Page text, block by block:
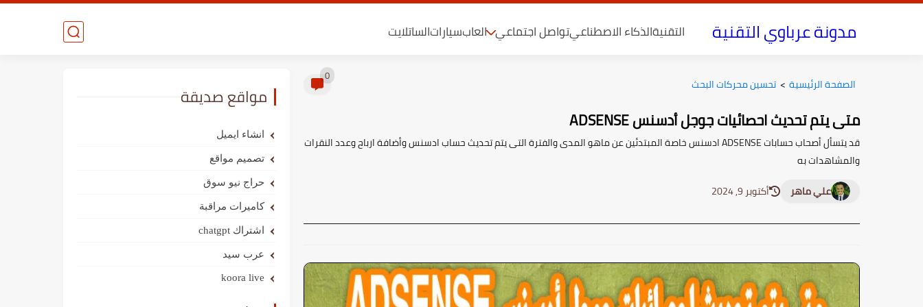
مدونة عرباوي التقنية التقنيةالذكاء الاصطناعيتواصل اجتماعي العابسياراتالساتلايت
الصفحة الرئيسية > تحسين محركات البحث 0
متى يتم تحديث احصائيات جوجل أدسنس ADSENSE
قد يتسأل أصحاب حسابات ADSENSE ادسنس خاصة المبتدئين عن ماهو المدى والفترة التى يتم تحديث حساب ادسنس وأضافة ارباح وعدد النقرات
والمشاهدات به
علي ماهر
أكتوبر 9, 2024
مواقع صديقة
انشاء ايميل
تصميم مواقع
حراج نيو سوق
كاميرات مراقبة
اشتراك chatgpt
عرب سيد
koora live